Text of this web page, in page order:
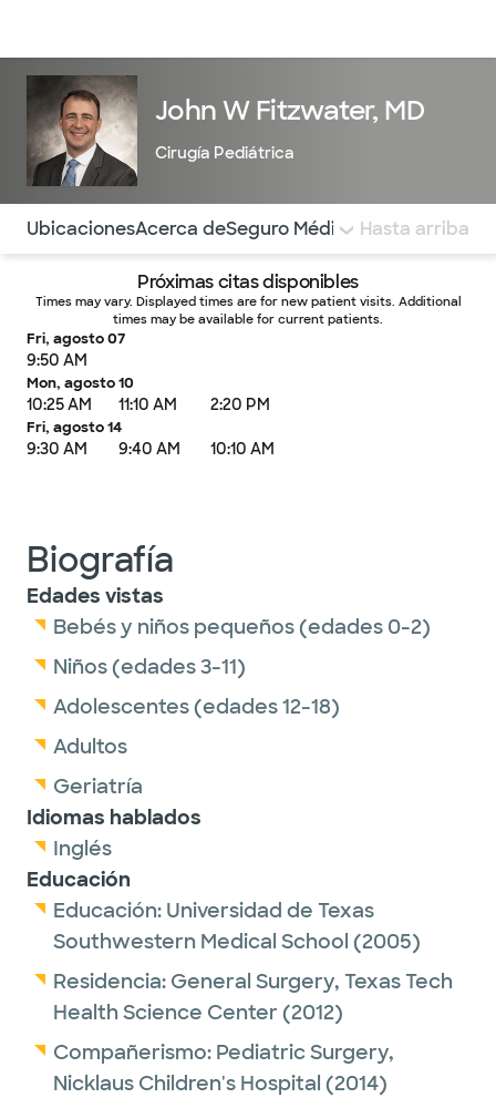
John W Fitzwater, MD
Cirugía Pediátrica
Utilice esta navegación para saltar rápidamente a
UbicacionesAcerca deSeguro Médico COMENTARIOS
Hasta arriba
Próximas citas disponibles
Times may vary. Displayed times are for new patient visits. Additional
times may be available for current patients.
Fri, agosto 07
9:50 AM
Mon, agosto 10
10:25 AM 11:10 AM 2:20 PM
Fri, agosto 14
9:30 AM 9:40 AM 10:10 AM
Biografía
Edades vistas
Bebés y niños pequeños (edades 0-2)
Niños (edades 3-11)
Adolescentes (edades 12-18)
Adultos
Geriatría
Idiomas hablados
Inglés
Educación
Educación: Universidad de Texas
Southwestern Medical School (2005)
Residencia: General Surgery, Texas Tech
Health Science Center (2012)
Compañerismo: Pediatric Surgery,
Nicklaus Children's Hospital (2014)